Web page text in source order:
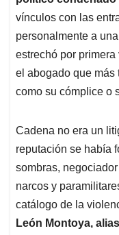
vínculos con las
personalmente a
estrechó por
el abogado que más
como su cómplice o
Cadena no era un
reputación se había
sombras,
narcos y
catálogo de la
León Montoya,